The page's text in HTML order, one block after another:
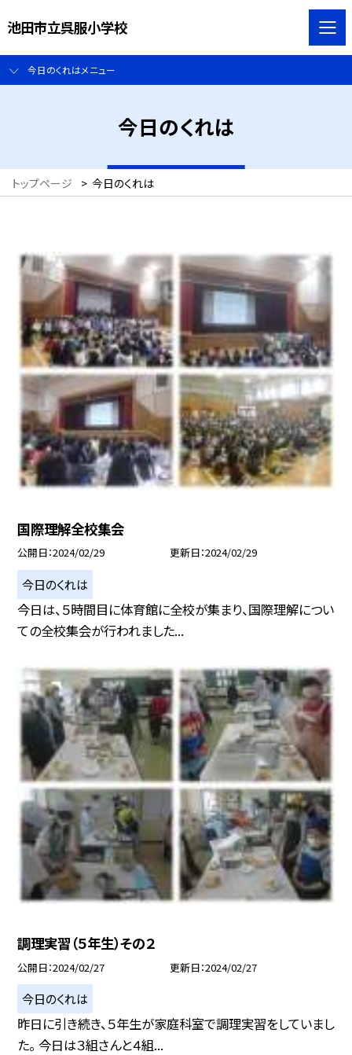
池田市立呉服小学校
今日のくれはメニュー
今日のくれは
トップページ > 今日のくれは
国際理解全校集会
公開日 2024/02/29 更新日 2024/02/29
今日のくれは
今日は、５時間目に体育館に全校が集まり、国際理解につい
ての全校集会が行われました...
調理実習（５年生）その２
公開日 2024/02/27 更新日 2024/02/27
今日のくれは
昨日に引き続き、５年生が家庭科室で調理実習をしていまし
た。 今日は３組さんと４組...